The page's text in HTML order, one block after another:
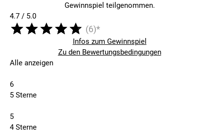
Gewinnspiel teilgenommen.
4.7 / 5.0
(6)*
Infos zum Gewinnspiel
Zu den Bewertungsbedingungen
Alle anzeigen
6
5 Sterne
5
4 Sterne